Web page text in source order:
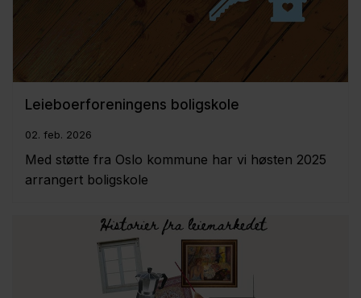
Leieboerforeningens boligskole
02. feb. 2026
Med støtte fra Oslo kommune har vi høsten 2025
arrangert boligskole